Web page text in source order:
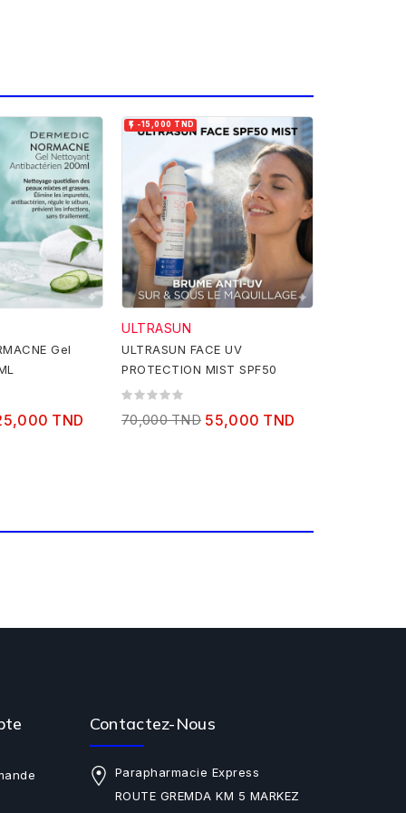
Gel
TND
 -15,000 TND
ULTRASUN
ULTRASUN FACE UV
PROTECTION MIST SPF50
70,000 TND 55,000 TND
Contactez-Nous
Parapharmacie Express
ROUTE GREMDA KM 5 MARKEZ